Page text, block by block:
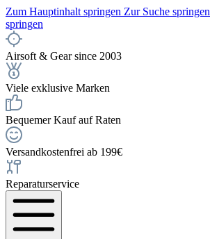
Zum Hauptinhalt springen Zur Suche springen
springen
Airsoft & Gear since 2003
Viele exklusive Marken
Bequemer Kauf auf Raten
Versandkostenfrei ab 199€
Reparaturservice